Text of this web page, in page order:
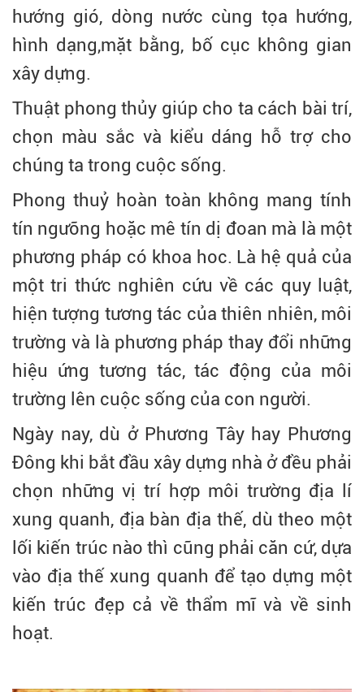
hướng gió, dòng nước cùng tọa hướng,
hình dạng,mặt bằng, bố cục không gian
xây dựng.
Thuật phong thủy giúp cho ta cách bài trí,
chọn màu sắc và kiểu dáng hỗ trợ cho
chúng ta trong cuộc sống.
Phong thuỷ hoàn toàn không mang tính
tín ngưỡng hoặc mê tín dị đoan mà là một
phương pháp có khoa hoc. Là hệ quả của
một tri thức nghiên cứu về các quy luật,
hiện tượng tương tác của thiên nhiên, môi
trường và là phương pháp thay đổi những
hiệu ứng tương tác, tác động của môi
trường lên cuộc sống của con người.
Ngày nay, dù ở Phương Tây hay Phương
Đông khi bắt đầu xây dựng nhà ở đều phải
chọn những vị trí hợp môi trường địa lí
xung quanh, địa bàn địa thế, dù theo một
lối kiến trúc nào thì cũng phải căn cứ, dựa
vào địa thế xung quanh để tạo dựng một
kiến trúc đẹp cả về thẩm mĩ và về sinh
hoạt.